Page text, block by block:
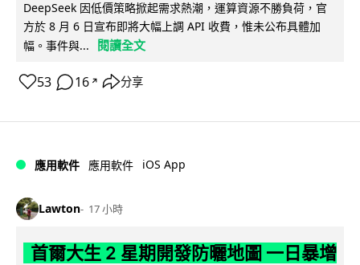
DeepSeek 因低價策略掀起需求熱潮，運算資源不勝負荷，官
方於 8 月 6 日宣布即將大幅上調 API 收費，惟未公布具體加
幅。事件與...
閱讀全文
53 16 ↗ 分享
應用軟件 應用軟件 iOS App
Lawton 17 小時
首爾大生 2 星期開發防曬地圖 一日暴增